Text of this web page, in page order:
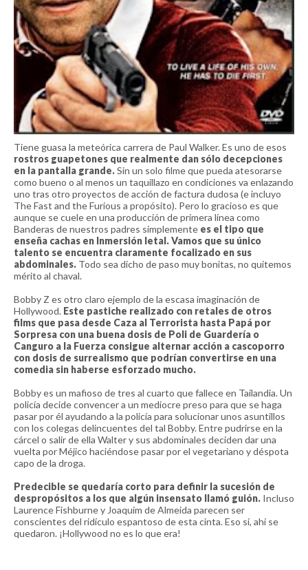
Tiene guasa la meteórica carrera de Paul Walker. Es uno de esos
rostros guapetones que realmente dan sólo decepciones
en la pantalla grande.Sin un solo filme que pueda atesorarse
como bueno o al menos un taquillazo en condiciones va enlazando
uno tras otro proyectos de acción de factura dudosa (e incluyo
The Fast and the Furious a propósito). Pero lo gracioso es que
aunque se cuele en una producción de primera línea como
Banderas de nuestros padres simplemente es el tipo que
enseña cachas en Inmersión letal. Vamos que su único
talento se encuentra claramente focalizado en sus
abdominales. Todo sea dicho de paso muy bonitas, no quitemos
mérito al chaval.
Bobby Z es otro claro ejemplo de la escasa imaginación de
Hollywood. Este pastiche realizado con retales de otros
films que pasa desde Caza al Terrorista hasta Papá por
Sorpresa con una buena dosis de Poli de Guardería o
Canguro a la Fuerza consigue alternar acción a cascoporro
con dosis de surrealismo que podrían convertirse en una
comedia sin haberse esforzado mucho.
Bobby es un mafioso de tres al cuarto que fallece en Tailandia. Un
policía decide convencer a un mediocre preso para que se haga
pasar por él ayudando a la policía para solucionar unos asuntillos
con los colegas delincuentes del tal Bobby. Entre pudrirse en la
cárcel o salir de ella Walter y sus abdominales deciden dar una
vuelta por Méjico haciéndose pasar por el vegetariano y déspota
capo de la droga.
Predecible se quedaría corto para definir la sucesión de
despropósitos a los que algún insensato llamó guión. Incluso
Laurence Fishburne y Joaquim de Almeida parecen ser
conscientes del ridículo espantoso de esta cinta. Eso sí, ahí se
quedaron. ¡Hollywood no es lo que era!